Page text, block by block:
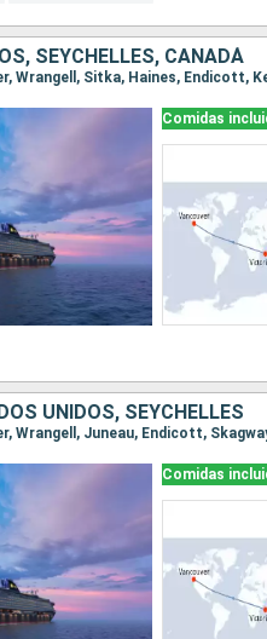
SEYCHELLES, CANADÁ
Wrangell, Sitka, Haines, Endicott,
Comidas
UNIDOS, SEYCHELLES
Comidas